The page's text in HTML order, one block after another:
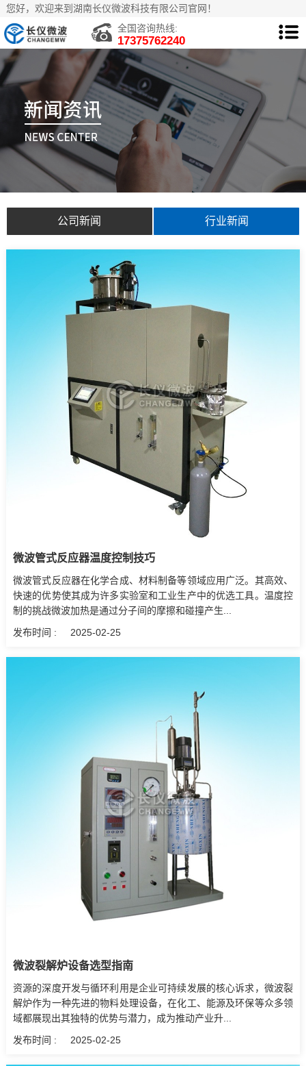
您好，欢迎来到湖南长仪微波科技有限公司官网！
全国咨询热线:
17375762240
公司新闻 行业新闻
微波管式反应器温度控制技巧
微波管式反应器在化学合成、材料制备等领域应用广泛。其高效、
快速的优势使其成为许多实验室和工业生产中的优选工具。温度控
制的挑战微波加热是通过分子间的摩擦和碰撞产生...
发布时间 :
2025-02-25
微波裂解炉设备选型指南
资源的深度开发与循环利用是企业可持续发展的核心诉求，微波裂
解炉作为一种先进的物料处理设备，在化工、能源及环保等众多领
域都展现出其独特的优势与潜力，成为推动产业升...
发布时间 :
2025-02-25